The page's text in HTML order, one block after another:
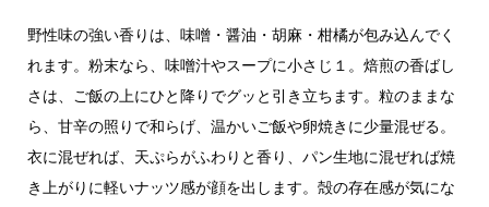
野性味の強い香りは、味噌・醤油・胡麻・柑橘が包み込んでく
れます。粉末なら、味噌汁やスープに小さじ１。焙煎の香ばし
さは、ご飯の上にひと降りでグッと引き立ちます。粒のままな
ら、甘辛の照りで和らげ、温かいご飯や卵焼きに少量混ぜる。
衣に混ぜれば、天ぷらがふわりと香り、パン生地に混ぜれば焼
き上がりに軽いナッツ感が顔を出します。殻の存在感が気にな